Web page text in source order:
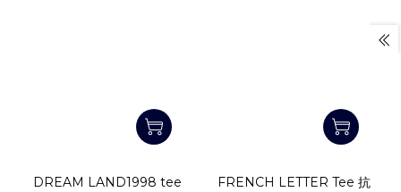
DREAM LAND1998 tee
FRENCH LETTER Tee 抗